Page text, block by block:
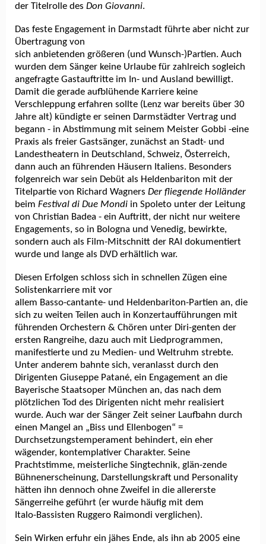
der Titelrolle des Don Giovanni.
Das feste Engagement in Darmstadt führte aber nicht zur
Übertragung von
sich anbietenden größeren (und Wunsch-)Partien. Auch
wurden dem Sänger keine Urlaube für zahlreich sogleich
angefragte Gastauftritte im In- und Ausland bewilligt.
Damit die gerade aufblühende Karriere keine
Verschleppung erfahren sollte (Lenz war bereits über 30
Jahre alt) kündigte er seinen Darmstädter Vertrag und
begann - in Abstimmung mit seinem Meister Gobbi -eine
Praxis als freier Gastsänger, zunächst an Stadt- und
Landestheatern in Deutschland, Schweiz, Österreich,
dann auch an führenden Häusern Italiens. Besonders
folgenreich war sein Debüt als Heldenbariton mit der
Titelpartie von Richard Wagners Der fliegende Holländer
beim Festival di Due Mondi in Spoleto unter der Leitung
von Christian Badea - ein Auftritt, der nicht nur weitere
Engagements, so in Bologna und Venedig, bewirkte,
sondern auch als Film-Mitschnitt der RAI dokumentiert
wurde und lange als DVD erhältlich war.
Diesen Erfolgen schloss sich in schnellen Zügen eine
Solistenkarriere mit vor
allem Basso-cantante- und Heldenbariton-Partien an, die
sich zu weiten Teilen auch in Konzertaufführungen mit
führenden Orchestern & Chören unter Diri-genten der
ersten Rangreihe, dazu auch mit Liedprogrammen,
manifestierte und zu Medien- und Weltruhm strebte.
Unter anderem bahnte sich, veranlasst durch den
Dirigenten Giuseppe Patané, ein Engagement an die
Bayerische Staatsoper München an, das nach dem
plötzlichen Tod des Dirigenten nicht mehr realisiert
wurde. Auch war der Sänger Zeit seiner Laufbahn durch
einen Mangel an „Biss und Ellenbogen“ =
Durchsetzungstemperament behindert, ein eher
wägender, kontemplativer Charakter. Seine
Prachtstimme, meisterliche Singtechnik, glän-zende
Bühnenerscheinung, Darstellungskraft und Personality
hätten ihn dennoch ohne Zweifel in die allererste
Sängerreihe geführt (er wurde häufig mit dem
Italo-Bassisten Ruggero Raimondi verglichen).
Sein Wirken erfuhr ein jähes Ende, als ihn ab 2005 eine